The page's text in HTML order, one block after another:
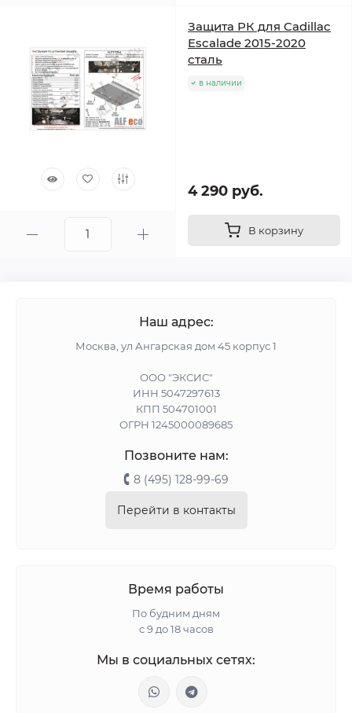
Защита РК для Cadillac
Escalade 2015-2020
сталь
в наличии
4 290 руб.
В корзину
Наш адрес:
Москва, ул Ангарская дом 45 корпус 1
ООО "ЭКСИС"
ИНН 5047297613
КПП 504701001
ОГРН 1245000089685
Позвоните нам:
8 (495) 128-99-69
Перейти в контакты
Время работы
По будним дням
с 9 до 18 часов
Мы в социальных сетях: